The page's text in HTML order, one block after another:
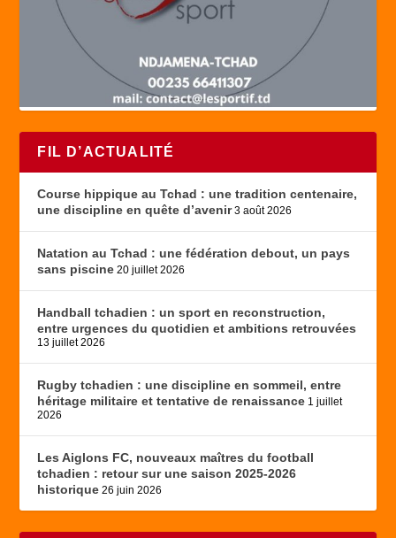
FIL D’ACTUALITÉ
Course hippique au Tchad : une tradition centenaire,
une discipline en quête d’avenir 3 août 2026
Natation au Tchad : une fédération debout, un pays
sans piscine 20 juillet 2026
Handball tchadien : un sport en reconstruction,
entre urgences du quotidien et ambitions retrouvées
13 juillet 2026
Rugby tchadien : une discipline en sommeil, entre
héritage militaire et tentative de renaissance 1 juillet
2026
Les Aiglons FC, nouveaux maîtres du football
tchadien : retour sur une saison 2025-2026
historique 26 juin 2026